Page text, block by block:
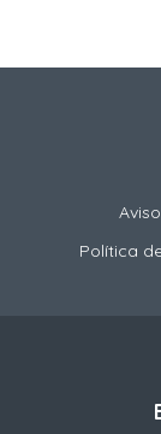
Política